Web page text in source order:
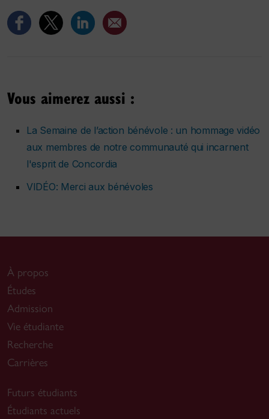
Vous aimerez aussi :
La Semaine de l’action bénévole : un hommage vidéo
aux membres de notre communauté qui incarnent
l'esprit de Concordia
VIDÉO: Merci aux bénévoles
À propos
Études
Admission
Vie étudiante
Recherche
Carrières
Futurs étudiants
Étudiants actuels